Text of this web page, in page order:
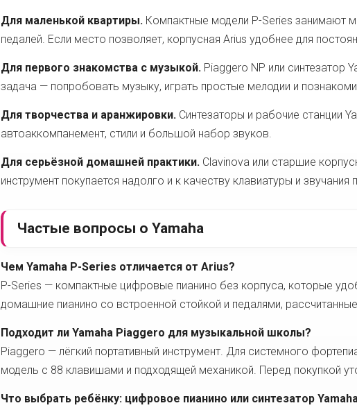
Для маленькой квартиры. Компактные модели P-Series занимают
педалей. Если место позволяет, корпусная Arius удобнее для
Для первого знакомства с музыкой. Piaggero NP или синтезатор
задача — попробовать музыку, играть простые мелодии и
Для творчества и аранжировки. Синтезаторы и рабочие станции
автоаккомпанемент, стили и большой набор звуков.
Для серьёзной домашней практики. Clavinova или старшие
инструмент покупается надолго и к качеству клавиатуры и
Частые вопросы о Yamaha
Чем Yamaha P-Series отличается от Arius?
P-Series — компактные цифровые пианино без корпуса, которые
домашние пианино со встроенной стойкой и педалями,
Подходит ли Yamaha Piaggero для музыкальной школы?
Piaggero — лёгкий портативный инструмент. Для системного
модель с 88 клавишами и подходящей механикой. Перед покупкой
Что выбрать ребёнку: цифровое пианино или синтезатор